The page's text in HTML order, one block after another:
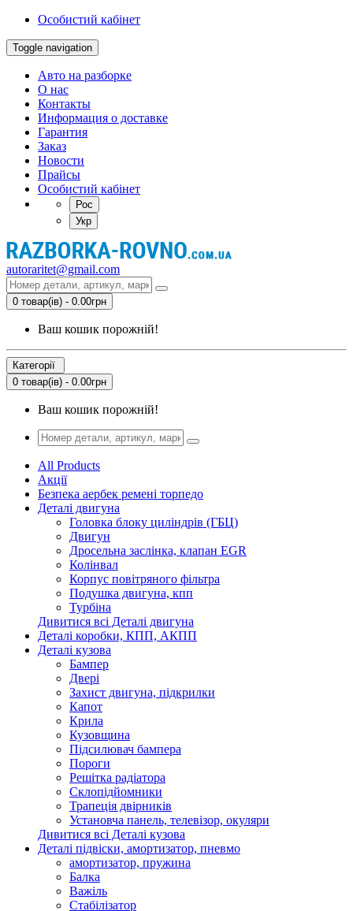
Особистий кабінет
Toggle navigation
Авто на разборке
О нас
Контакты
Информация о доставке
Гарантия
Заказ
Новости
Прайсы
Особистий кабінет
Рос
Укр
autoraritet@gmail.com
0 товар(ів) - 0.00грн
Ваш кошик порожній!
Категорії
0 товар(ів) - 0.00грн
Ваш кошик порожній!
All Products
Акції
Безпека аербек ремені торпедо
Деталі двигуна
Головка блоку циліндрів (ГБЦ)
Двигун
Дросельна заслінка, клапан EGR
Колінвал
Корпус повітряного фільтра
Подушка двигуна, кпп
Турбіна
Дивитися всі Деталі двигуна
Деталі коробки, КПП, АКПП
Деталі кузова
Бампер
Двері
Захист двигуна, підкрилки
Капот
Крила
Кузовщина
Підсилювач бампера
Пороги
Решітка радіатора
Склопідйомники
Трапеція двірників
Установча панель, телевізор, окуляри
Дивитися всі Деталі кузова
Деталі підвіски, амортизатор, пневмо
амортизатор, пружина
Балка
Важіль
Стабілізатор